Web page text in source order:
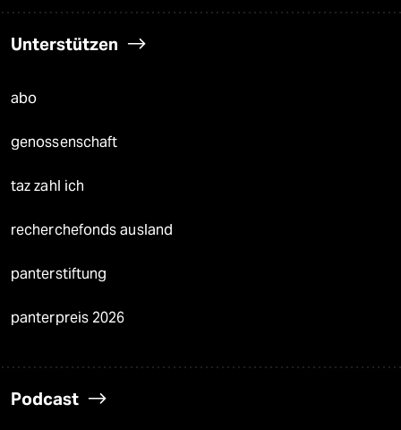
Unterstützen
abo
genossenschaft
taz zahl ich
recherchefonds ausland
panterstiftung
panterpreis 2026
Podcast